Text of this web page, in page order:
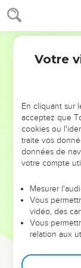
NE
ET SI LEURS
leur foi ou leur
et les saisons
Dans cette
clés pour
Votre
En cliquant sur
acceptez que
cookies ou
traite vos
données de
votre compte
Mesurer
Vous
vidéo, des
Vous
relation aux